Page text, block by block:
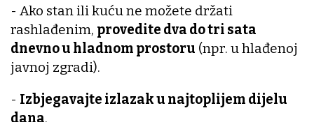
- Ako stan ili kuću ne možete držati
rashlađenim, provedite dva do tri sata
dnevno u hladnom prostoru (npr. u hlađenoj
javnoj zgradi).
- Izbjegavajte izlazak u najtoplijem dijelu
dana.